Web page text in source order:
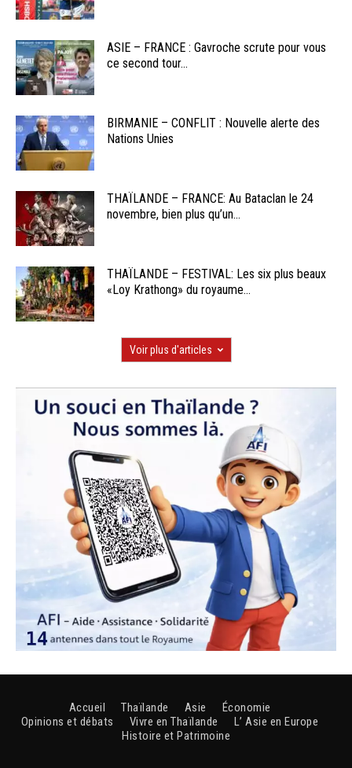
ASIE – FRANCE : Gavroche scrute pour vous
ce second tour...
BIRMANIE – CONFLIT : Nouvelle alerte des
Nations Unies
THAÏLANDE – FRANCE: Au Bataclan le 24
novembre, bien plus qu’un...
THAÏLANDE – FESTIVAL: Les six plus beaux
«Loy Krathong» du royaume...
Voir plus d'articles
Accueil Thaïlande Asie
Économie
Opinions et débats
Vivre en Thaïlande
L’ Asie en Europe
Histoire et Patrimoine